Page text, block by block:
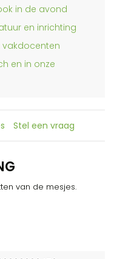
in de avond
en inrichting
en in onze
Stel een vraag
van de mesjes.